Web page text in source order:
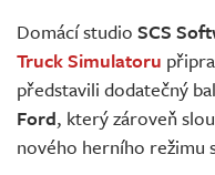
Živě
Domácí studio SCS
Truck Simulatoru
představili dodatečný
Ford, který zároveň
nového herního režimu